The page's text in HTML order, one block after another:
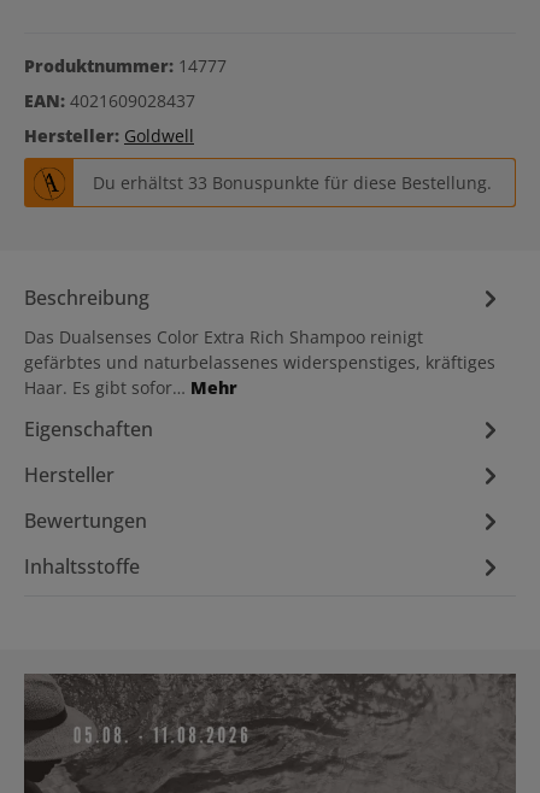
Produktnummer: 14777
EAN: 4021609028437
Hersteller: Goldwell
Du erhältst 33 Bonuspunkte für diese Bestellung.
Beschreibung
Das Dualsenses Color Extra Rich Shampoo reinigt
gefärbtes und naturbelassenes widerspenstiges, kräftiges
Haar. Es gibt sofor… Mehr
Eigenschaften
Hersteller
Bewertungen
Inhaltsstoffe